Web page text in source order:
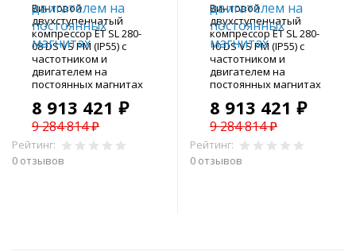
Винтовой
двухступенчатый
компрессор ET SL 280-
08 DS VS PM (IP55) с
частотником и
двигателем на
постоянных магнитах
8 913 421 ₽
9 284 814 ₽
Рейтинг:
0 отзывов
Винтовой
двухступенчатый
компрессор ET SL 280-
10 DS VS PM (IP55) с
частотником и
двигателем на
постоянных магнитах
8 913 421 ₽
9 284 814 ₽
Рейтинг:
0 отзывов